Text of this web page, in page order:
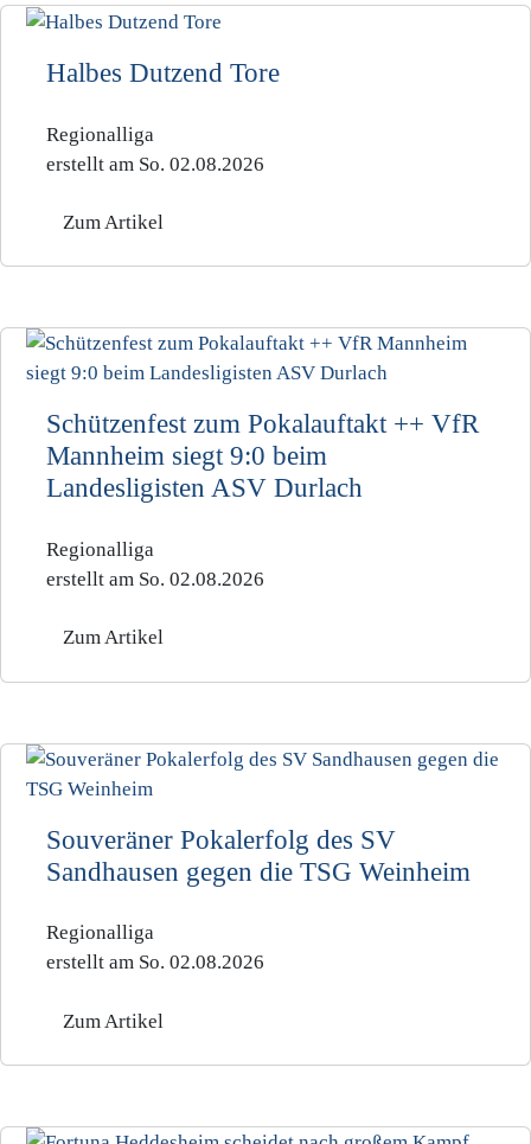
Halbes Dutzend Tore
Regionalliga
erstellt am So. 02.08.2026
Zum Artikel
Schützenfest zum Pokalauftakt ++ VfR
Mannheim siegt 9:0 beim
Landesligisten ASV Durlach
Regionalliga
erstellt am So. 02.08.2026
Zum Artikel
Souveräner Pokalerfolg des SV
Sandhausen gegen die TSG Weinheim
Regionalliga
erstellt am So. 02.08.2026
Zum Artikel